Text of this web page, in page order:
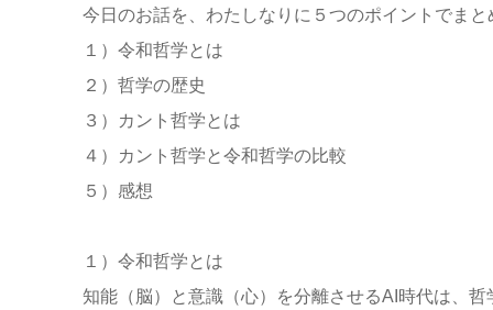
今日のお話を、わたしなりに５つのポイントでまと
１）令和哲学とは
２）哲学の歴史
３）カント哲学とは
４）カント哲学と令和哲学の比較
５）感想
１）令和哲学とは
知能（脳）と意識（心）を分離させるAI時代は、